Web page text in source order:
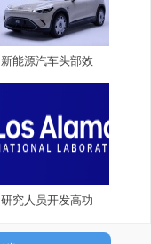
新能源汽车头部效
研究人员开发高功